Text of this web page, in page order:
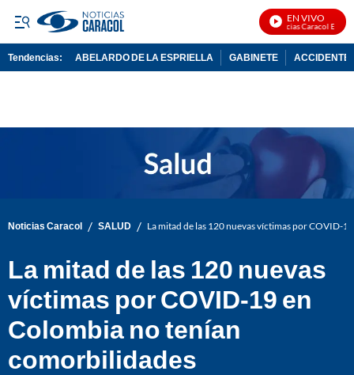
EN VIVO
Noticias Caracol En Vivo
Tendencias: ABELARDO DE LA ESPRIELLA GABINETE ACCIDENTE
Noticias Caracol / SALUD / La mitad de las 120 nuevas víctimas por COVID-
La mitad de las 120 nuevas
víctimas por COVID-19 en
Colombia no tenían
comorbilidades